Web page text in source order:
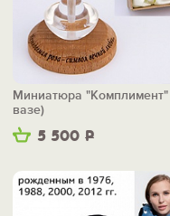
5 500 Р
Миниатюра "Комплимент"
вазе)